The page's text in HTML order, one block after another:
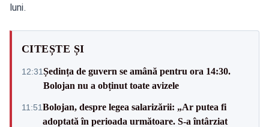
luni.
CITEȘTE ȘI
12:31Ședința de guvern se amână pentru ora 14:30.
Bolojan nu a obținut toate avizele
11:51Bolojan, despre legea salarizării: „Ar putea fi
adoptată în perioada următoare. S-a întârziat